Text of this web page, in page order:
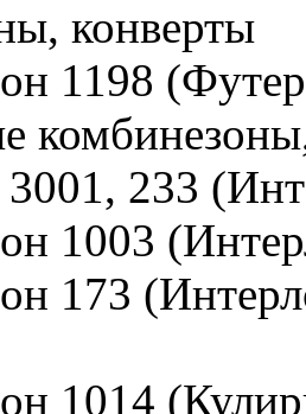
конверты
1198
233
1003
173
1014